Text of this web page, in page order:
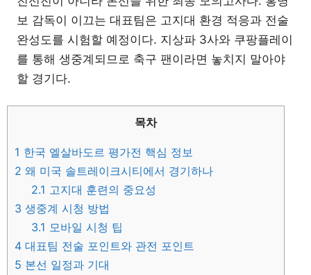
보 감독이 이끄는 대표팀은 고지대 환경 적응과 전술
완성도를 시험할 예정이다. 지상파 3사와 쿠팡플레이
를 통해 생중계되므로 축구 팬이라면 놓치지 말아야
할 경기다.
목차
1 한국 엘살바도르 평가전 핵심 정보
2 왜 미국 솔트레이크시티에서 경기하나
2.1 고지대 훈련의 중요성
3 생중계 시청 방법
3.1 모바일 시청 팁
4 대표팀 전술 포인트와 관전 포인트
5 본선 일정과 기대